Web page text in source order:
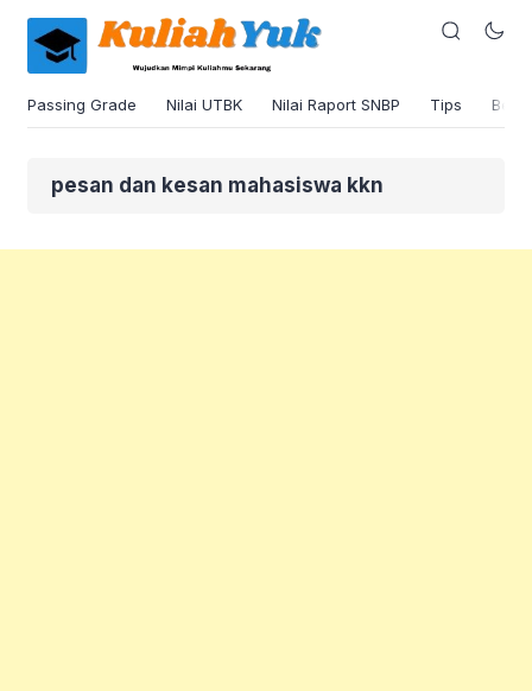
Passing Grade Nilai UTBK Nilai Raport SNBP Tips
pesan dan kesan mahasiswa kkn